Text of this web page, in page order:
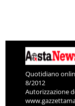
Quotidiano
8/2012
Autorizzazione